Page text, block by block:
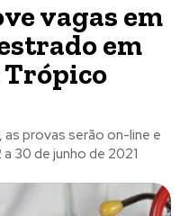
vagas em
em
as provas serão on-line e
30 de junho de 2021